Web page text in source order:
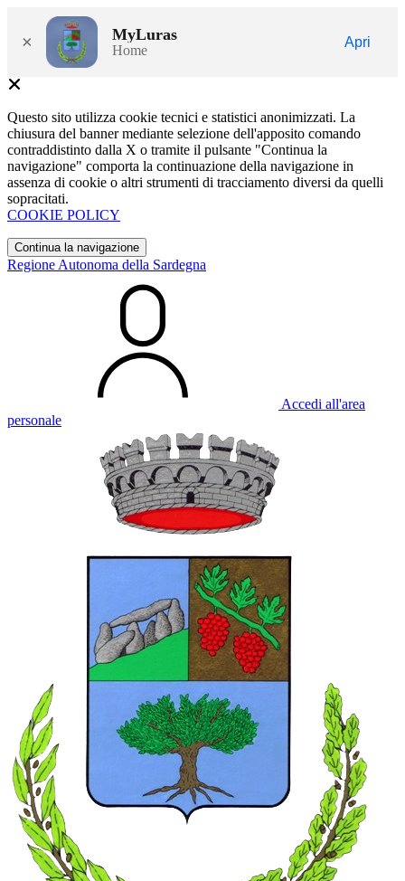
× MyLuras
Home
Apri
Questo sito utilizza cookie tecnici e statistici anonimizzati. La
chiusura del banner mediante selezione dell'apposito comando
contraddistinto dalla X o tramite il pulsante "Continua la
navigazione" comporta la continuazione della navigazione in
assenza di cookie o altri strumenti di tracciamento diversi da quelli
sopracitati.
COOKIE POLICY
Continua la navigazione
Regione Autonoma della Sardegna
Accedi all'area
personale